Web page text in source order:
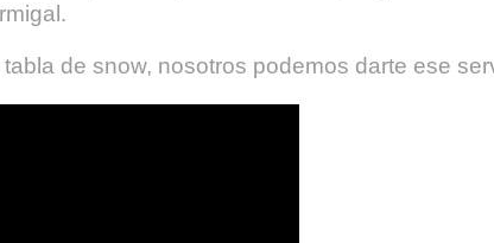
de snow, nosotros podemos darte ese